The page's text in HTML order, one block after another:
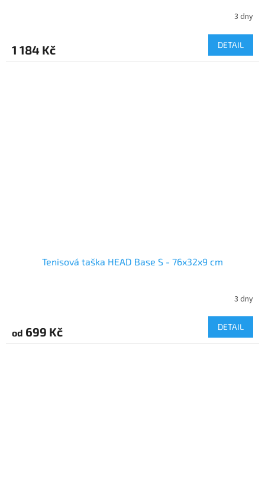
3 dny
1 184 Kč DETAIL
Tenisová taška HEAD Base S - 76x32x9 cm
3 dny
od 699 Kč DETAIL